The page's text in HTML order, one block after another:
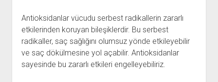
Antioksidanlar vücudu serbest radikallerin zararlı
etkilerinden koruyan bileşiklerdir. Bu serbest
radikaller, saç sağlığını olumsuz yönde etkileyebilir
ve saç dökülmesine yol açabilir. Antioksidanlar
sayesinde bu zararlı etkileri engelleyebiliriz.